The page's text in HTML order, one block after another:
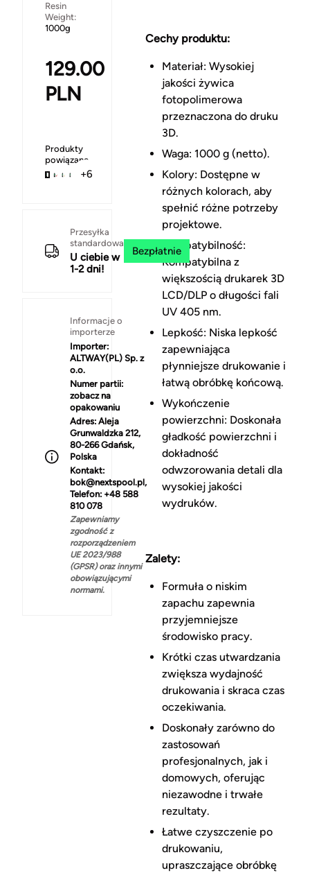
Resin
Weight:
1000g
129.00
PLN
Produkty
powiązane
+6
Przesyłka
standardowa
U ciebie w
1-2 dni!
Bezpłatnie
Informacje o
importerze
Importer:
ALTWAY(PL) Sp. z
o.o.
Numer partii:
zobacz na
opakowaniu
Adres: Aleja
Grunwaldzka 212,
80-266 Gdańsk,
Polska
Kontakt:
bok@nextspool.pl,
Telefon: +48 588
810 078
Zapewniamy
zgodność z
rozporządzeniem
UE 2023/988
(GPSR) oraz innymi
obowiązującymi
normami.
Cechy produktu:
Materiał: Wysokiej
jakości żywica
fotopolimerowa
przeznaczona do druku
3D.
Waga: 1000 g (netto).
Kolory: Dostępne w
różnych kolorach, aby
spełnić różne potrzeby
projektowe.
Kompatybilność:
Kompatybilna z
większością drukarek 3D
LCD/DLP o długości fali
UV 405 nm.
Lepkość: Niska lepkość
zapewniająca
płynniejsze drukowanie i
łatwą obróbkę końcową.
Wykończenie
powierzchni: Doskonała
gładkość powierzchni i
dokładność
odwzorowania detali dla
wysokiej jakości
wydruków.
Zalety:
Formuła o niskim
zapachu zapewnia
przyjemniejsze
środowisko pracy.
Krótki czas utwardzania
zwiększa wydajność
drukowania i skraca czas
oczekiwania.
Doskonały zarówno do
zastosowań
profesjonalnych, jak i
domowych, oferując
niezawodne i trwałe
rezultaty.
Łatwe czyszczenie po
drukowaniu,
upraszczające obróbkę